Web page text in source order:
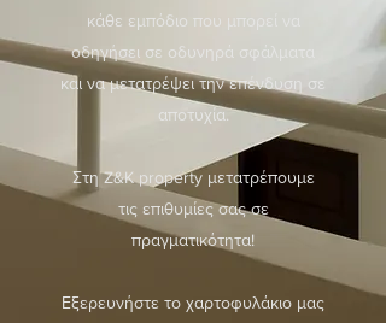
κάθε εμπόδιο που μπορεί να
οδηγήσει σε οδυνηρά σφάλματα
και να μετατρέψει την επένδυση σε
αποτυχία.
Στη Z&K property μετατρέπουμε
τις επιθυμίες σας σε
πραγματικότητα!
Εξερευνήστε το χαρτοφυλάκιο μας